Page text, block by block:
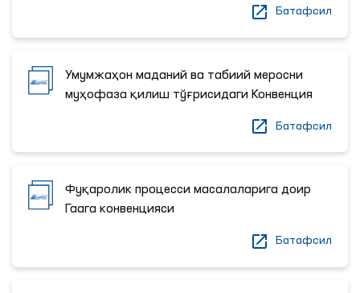
Батафсил
Умумжаҳон маданий ва табиий меросни
муҳофаза қилиш тўғрисидаги Конвенция
Батафсил
Фуқаролик процесси масалаларига доир
Гаага конвенцияси
Батафсил